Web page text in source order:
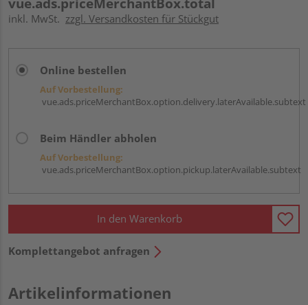
inkl. MwSt. zzgl. Versandkosten für Stückgut
Online bestellen
Auf Vorbestellung:
vue.ads.priceMerchantBox.option.delivery.laterAvailable.subtext
Beim Händler abholen
Auf Vorbestellung:
vue.ads.priceMerchantBox.option.pickup.laterAvailable.subtext
In den Warenkorb
Komplettangebot anfragen
Artikelinformationen